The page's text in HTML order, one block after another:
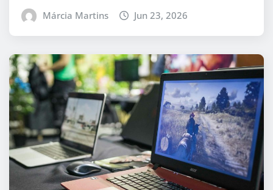
Márcia Martins Jun 23, 2026